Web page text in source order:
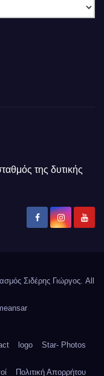
της δυτικής
Σιδέρης Γιώργος. All
logo Star- Photos
Πολιτική Απορρήτου